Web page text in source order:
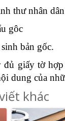
nhân dân
gôc
bản gốc.
đủ giấy tờ
dung của
khác